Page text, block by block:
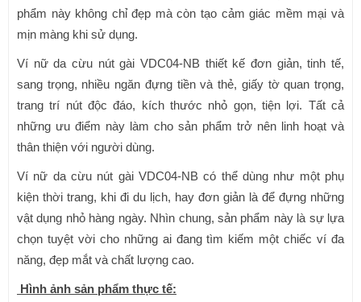
phẩm này không chỉ đẹp mà còn tạo cảm giác mềm mại và
mịn màng khi sử dụng.
Ví nữ da cừu nút gài VDC04-NB thiết kế đơn giản, tinh tế,
sang trọng, nhiều ngăn đựng tiền và thẻ, giấy tờ quan trọng,
trang trí nút độc đáo, kích thước nhỏ gọn, tiện lợi. Tất cả
những ưu điểm này làm cho sản phẩm trở nên linh hoạt và
thân thiện với người dùng.
Ví nữ da cừu nút gài VDC04-NB có thể dùng như một phụ
kiện thời trang, khi đi du lịch, hay đơn giản là để đựng những
vật dụng nhỏ hàng ngày. Nhìn chung, sản phẩm này là sự lựa
chọn tuyệt vời cho những ai đang tìm kiếm một chiếc ví đa
năng, đẹp mắt và chất lượng cao.
Hình ảnh sản phẩm thực tế: